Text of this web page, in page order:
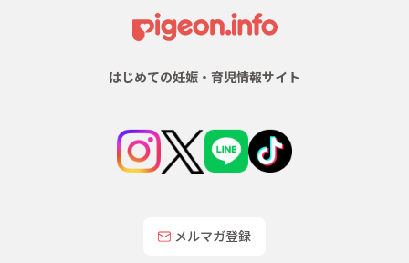
はじめての妊娠・育児情報サイト
メルマガ登録